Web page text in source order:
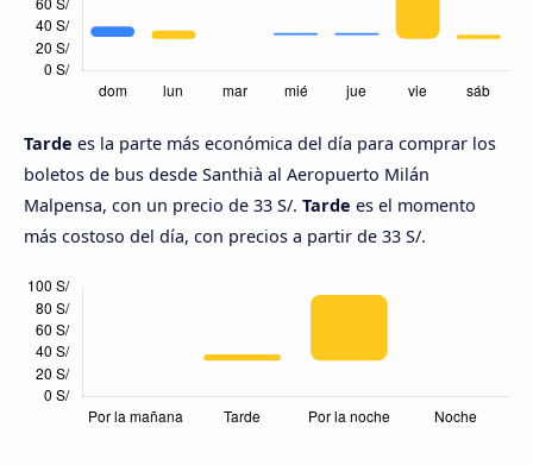
Tarde es la parte más económica del día para comprar los
boletos de bus desde Santhià al Aeropuerto Milán
Malpensa, con un precio de 33 S/. Tarde es el momento
más costoso del día, con precios a partir de 33 S/.